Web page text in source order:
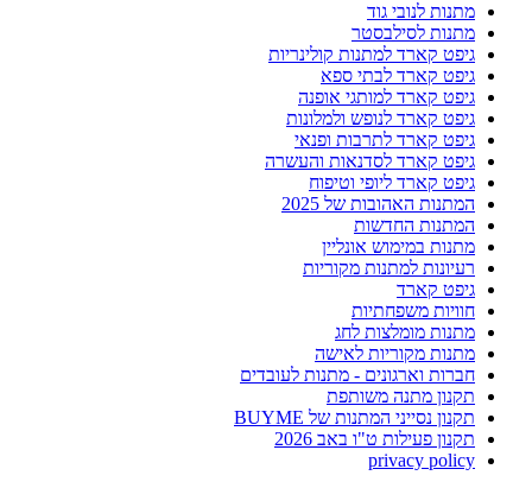
מתנות לנובי גוד
מתנות לסילבסטר
גיפט קארד למתנות קולינריות
גיפט קארד לבתי ספא
גיפט קארד למותגי אופנה
גיפט קארד לנופש ולמלונות
גיפט קארד לתרבות ופנאי
גיפט קארד לסדנאות והעשרה
גיפט קארד ליופי וטיפוח
המתנות האהובות של 2025
המתנות החדשות
מתנות במימוש אונליין
רעיונות למתנות מקוריות
גיפט קארד
חוויות משפחתיות
מתנות מומלצות לחג
מתנות מקוריות לאישה
חברות וארגונים - מתנות לעובדים
תקנון מתנה משותפת
תקנון נסייני המתנות של BUYME
תקנון פעילות ט"ו באב 2026
privacy policy